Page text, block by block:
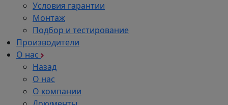
Условия гарантии
Монтаж
Подбор и тестирование
Производители
О нас
Назад
О нас
О компании